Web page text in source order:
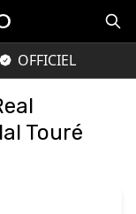
OFFICIEL
Touré